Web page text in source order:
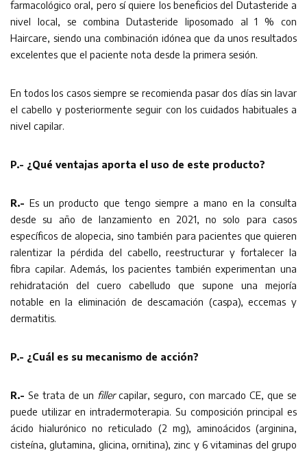
farmacológico oral, pero sí quiere los beneficios del Dutasteride a
nivel local, se combina Dutasteride liposomado al 1 % con
Haircare, siendo una combinación idónea que da unos resultados
excelentes que el paciente nota desde la primera sesión.
En todos los casos siempre se recomienda pasar dos días sin lavar
el cabello y posteriormente seguir con los cuidados habituales a
nivel capilar.
P.- ¿Qué ventajas aporta el uso de este producto?
R.- Es un producto que tengo siempre a mano en la consulta
desde su año de lanzamiento en 2021, no solo para casos
específicos de alopecia, sino también para pacientes que quieren
ralentizar la pérdida del cabello, reestructurar y fortalecer la
fibra capilar. Además, los pacientes también experimentan una
rehidratación del cuero cabelludo que supone una mejoría
notable en la eliminación de descamación (caspa), eccemas y
dermatitis.
P.- ¿Cuál es su mecanismo de acción?
R.- Se trata de un fillercapilar, seguro, con marcado CE, que se
puede utilizar en intradermoterapia. Su composición principal es
ácido hialurónico no reticulado (2 mg), aminoácidos (arginina,
cisteína, glutamina, glicina, ornitina), zinc y 6 vitaminas del grupo